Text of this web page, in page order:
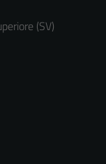
(SV)